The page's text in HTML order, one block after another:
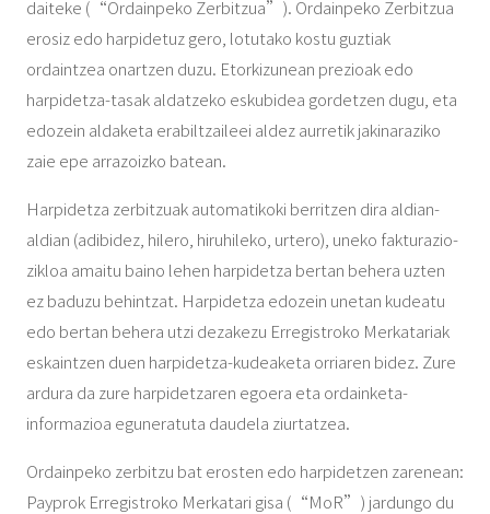
daiteke (“Ordainpeko Zerbitzua”). Ordainpeko Zerbitzua
erosiz edo harpidetuz gero, lotutako kostu guztiak
ordaintzea onartzen duzu. Etorkizunean prezioak edo
harpidetza-tasak aldatzeko eskubidea gordetzen dugu, eta
edozein aldaketa erabiltzaileei aldez aurretik jakinaraziko
zaie epe arrazoizko batean.
Harpidetza zerbitzuak automatikoki berritzen dira aldian-
aldian (adibidez, hilero, hiruhileko, urtero), uneko fakturazio-
zikloa amaitu baino lehen harpidetza bertan behera uzten
ez baduzu behintzat. Harpidetza edozein unetan kudeatu
edo bertan behera utzi dezakezu Erregistroko Merkatariak
eskaintzen duen harpidetza-kudeaketa orriaren bidez. Zure
ardura da zure harpidetzaren egoera eta ordainketa-
informazioa eguneratuta daudela ziurtatzea.
Ordainpeko zerbitzu bat erosten edo harpidetzen zarenean:
Payprok Erregistroko Merkatari gisa (“MoR”) jardungo du